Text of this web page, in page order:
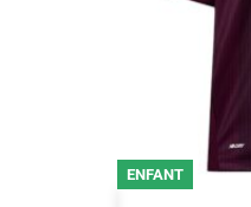
ENFANT